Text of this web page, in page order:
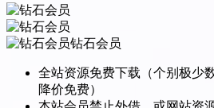
钻石会员
全站资源免费下载（个别极少
降价免费）